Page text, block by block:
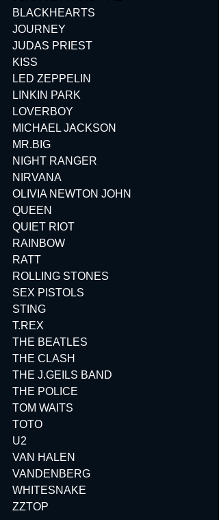
BLACKHEARTS
JOURNEY
JUDAS PRIEST
KISS
LED ZEPPELIN
LINKIN PARK
LOVERBOY
MICHAEL JACKSON
MR.BIG
NIGHT RANGER
NIRVANA
OLIVIA NEWTON JOHN
QUEEN
QUIET RIOT
RAINBOW
RATT
ROLLING STONES
SEX PISTOLS
STING
T.REX
THE BEATLES
THE CLASH
THE J.GEILS BAND
THE POLICE
TOM WAITS
TOTO
U2
VAN HALEN
VANDENBERG
WHITESNAKE
ZZTOP